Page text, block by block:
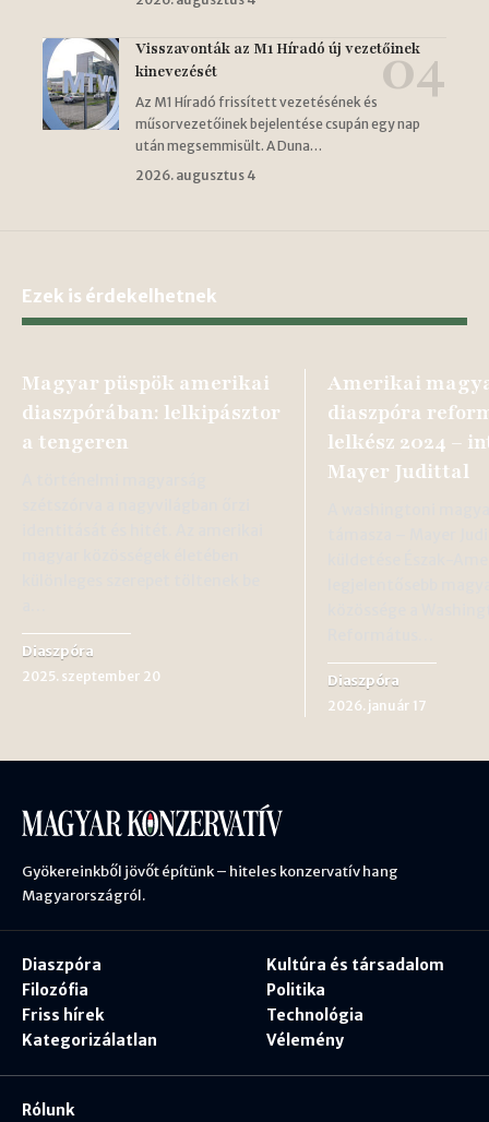
Visszavonták az M1 Híradó új vezetőinek
kinevezését
Az M1 Híradó frissített vezetésének és
műsorvezetőinek bejelentése csupán egy nap
után megsemmisült. A Duna…
2026. augusztus 4
Ezek is érdekelhetnek
Magyar püspök amerikai
diaszpórában: lelkipásztor
a tengeren
Diaszpóra
2025. szeptember 20
Amerikai
diaszpóra
lelkész 2024 –
Mayer Judittal
Diaszpóra
2026. január 17
Gyökereinkből jövőt építünk – hiteles konzervatív hang
Magyarországról.
Diaszpóra
Filozófia
Friss hírek
Kategorizálatlan
Kultúra és társadalom
Politika
Technológia
Vélemény
Rólunk